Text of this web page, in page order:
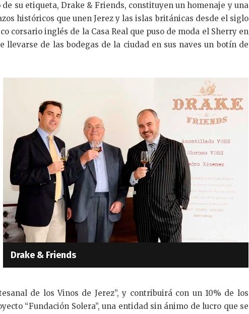
su etiqueta, Drake & Friends, constituyen un homenaje y una
históricos que unen Jerez y las islas británicas desde el siglo
corsario inglés de la Casa Real que puso de moda el Sherry en
llevarse de las bodegas de la ciudad en sus naves un botín de
Drake & Friends
de los Vinos de Jerez”, y contribuirá con un 10% de los
“Fundación Solera”, una entidad sin ánimo de lucro que se